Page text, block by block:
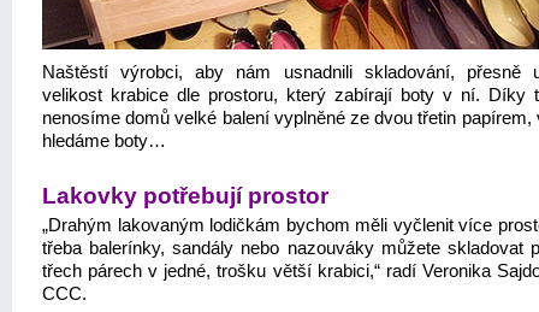
Naštěstí výrobci, aby nám usnadnili skladování, přesně
velikost krabice dle prostoru, který zabírají boty v ní. Díky
nenosíme domů velké balení vyplněné ze dvou třetin papírem,
hledáme boty…
Lakovky potřebují prostor
„Drahým lakovaným lodičkám bychom měli vyčlenit více
třeba balerínky, sandály nebo nazouváky můžete skladovat
třech párech v jedné, trošku větší krabici,“ radí Veronika
CCC.